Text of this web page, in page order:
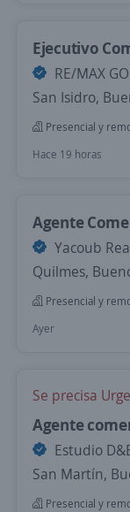
Ejecutivo
RE/MAX GO
San Isidro,
Presencial y
Hace 19 horas
Agente
Yacoub
Quilmes,
Presencial y
Ayer
Se precisa
Agente
Estudio
San Martín,
Presencial y